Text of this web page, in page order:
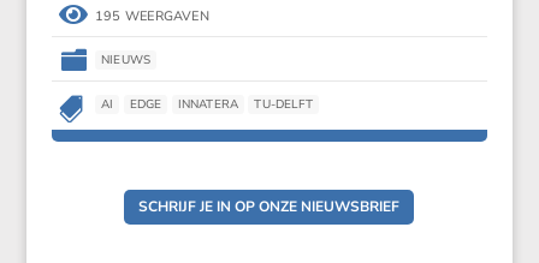
 195 WEERGAVEN
 NIEUWS
 AI EDGE INNATERA TU-DELFT
SCHRIJF JE IN OP ONZE NIEUWSBRIEF